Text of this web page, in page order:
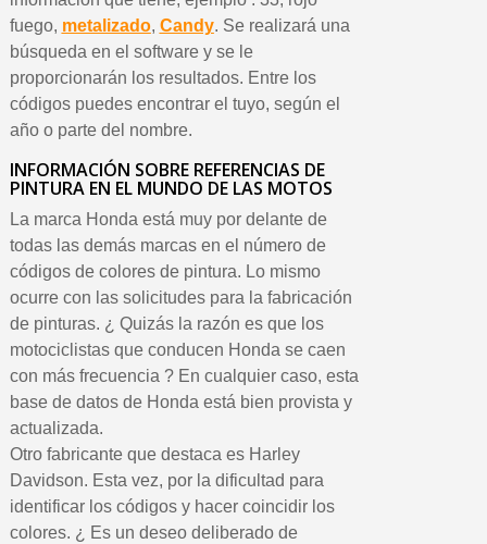
fuego, metalizado, Candy. Se realizará una
búsqueda en el software y se le
proporcionarán los resultados. Entre los
códigos puedes encontrar el tuyo, según el
año o parte del nombre.
INFORMACIÓN SOBRE REFERENCIAS DE
PINTURA EN EL MUNDO DE LAS MOTOS
La marca Honda está muy por delante de
todas las demás marcas en el número de
códigos de colores de pintura. Lo mismo
ocurre con las solicitudes para la fabricación
de pinturas. ¿ Quizás la razón es que los
motociclistas que conducen Honda se caen
con más frecuencia ? En cualquier caso, esta
base de datos de Honda está bien provista y
actualizada.
Otro fabricante que destaca es Harley
Davidson. Esta vez, por la dificultad para
identificar los códigos y hacer coincidir los
colores. ¿ Es un deseo deliberado de